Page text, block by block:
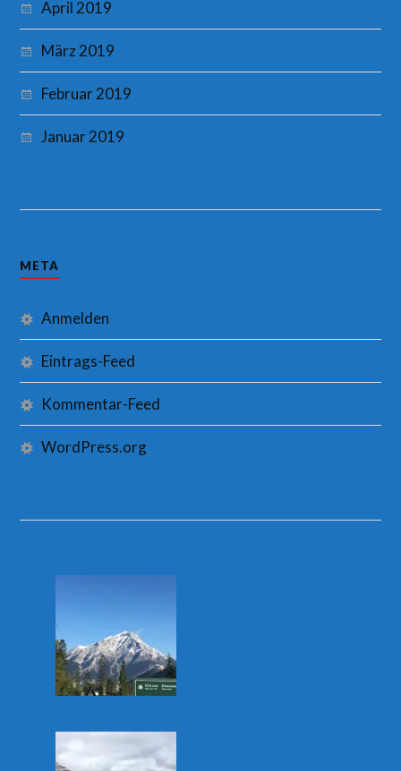
April 2019
März 2019
Februar 2019
Januar 2019
META
Anmelden
Eintrags-Feed
Kommentar-Feed
WordPress.org